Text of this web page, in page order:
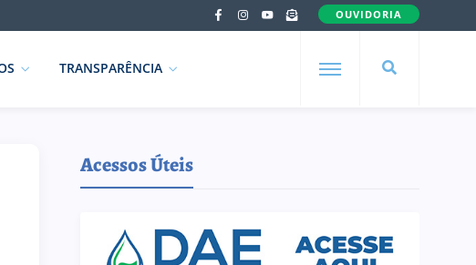
OUVIDORIA
TRANSPARÊNCIA
Acessos Úteis